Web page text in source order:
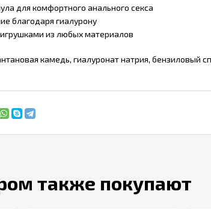
для комфортного анального секса
благодаря гиалурону
из любых материалов
камедь, гиалуронат натрия, бензиловый
также покупают